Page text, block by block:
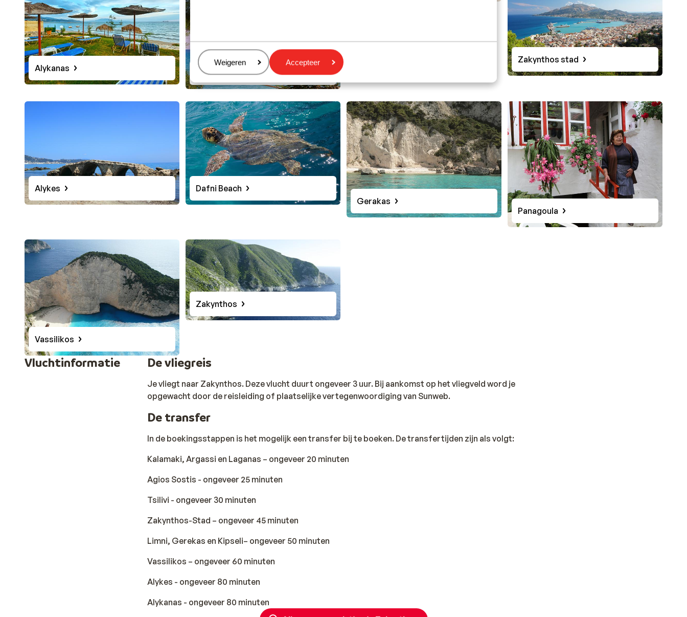
Beheren
Weigeren Accepteer
Alykanas Agios Sostis
Zakynthos stad
Alykes
Dafni Beach
Gerakas
Panagoula
Vassilikos
Zakynthos
Vluchtinformatie De vliegreis
Je vliegt naar Zakynthos. Deze vlucht duurt ongeveer 3 uur. Bij aankomst op het vliegveld word je
opgewacht door de reisleiding of plaatselijke vertegenwoordiging van Sunweb.
De transfer
In de boekingsstappen is het mogelijk een transfer bij te boeken. De transfertijden zijn als volgt:
Kalamaki, Argassi en Laganas – ongeveer 20 minuten
Agios Sostis - ongeveer 25 minuten
Tsilivi - ongeveer 30 minuten
Zakynthos-Stad – ongeveer 45 minuten
Limni, Gerekas en Kipseli– ongeveer 50 minuten
Vassilikos – ongeveer 60 minuten
Alykes - ongeveer 80 minuten
Alykanas - ongeveer 80 minuten